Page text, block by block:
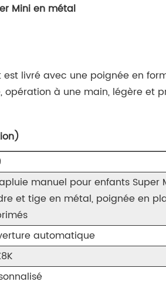
Mini en métal
est livré avec une poignée en
opération à une main, légère et
manuel pour enfants Super
et tige en métal, poignée en
automatique